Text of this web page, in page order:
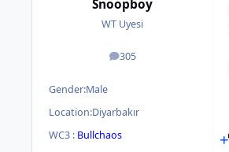
Snoopboy
WT Uyesi
305
posts
Gender:Male
Location:Diyarbakır
WC3 : Bullchaos